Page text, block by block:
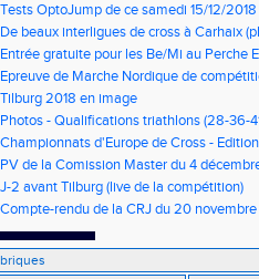
Tests OptoJump de ce samedi 15/12/2018
De beaux interligues de cross à Carhaix
Entrée gratuite pour les Be/Mi au Perche
Epreuve de Marche Nordique de
de cross du Loir et Cher
Tilburg 2018 en image
Photos - Qualifications triathlons (28-36-
Championnats d'Europe de Cross -
PV de la Comission Master du 4
J-2 avant Tilburg (live de la compétition)
Compte-rendu de la CRJ du 20 novembre